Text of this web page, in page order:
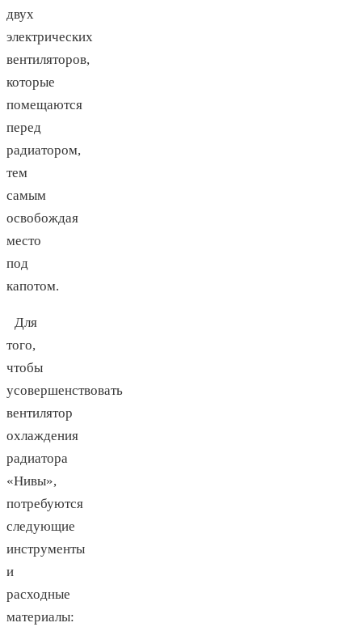
двух
электрических
вентиляторов,
которые
помещаются
перед
радиатором,
тем
самым
освобождая
место
под
капотом.
Для
того,
чтобы
усовершенствовать
вентилятор
охлаждения
радиатора
«Нивы»,
потребуются
следующие
инструменты
и
расходные
материалы: